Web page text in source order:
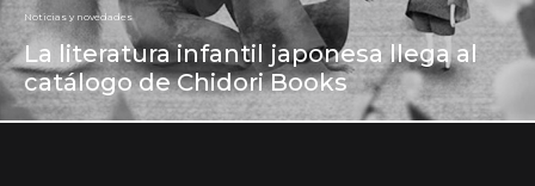
Noticias y novedades
La literatura infantil japonesa llega al
catálogo de Chidori Books